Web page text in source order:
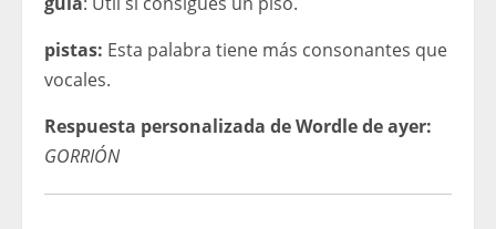
pistas: Esta palabra tiene más consonantes que
vocales.
Respuesta personalizada de Wordle de ayer:
GORRIÓN